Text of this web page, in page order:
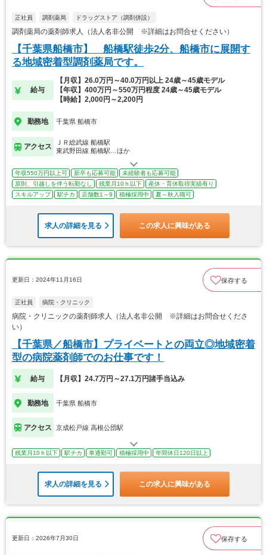
正社員 調剤薬局 ドラッグストア（調剤併設）
調剤薬局の薬剤師求人（法人名非公開 ※詳細はお問合せください）
【千葉県船橋市】 船橋駅徒歩2分、船橋市に展開す
る地域密着型調剤薬局です。
給与
【月収】26.0万円～40.0万円以上 24歳～45歳モデル
【年収】400万円～550万円程度 24歳～45歳モデル
【時給】2,000円～2,200円
勤務地 千葉県 船橋市
アクセス
ＪＲ総武線 船橋駅
東武野田線 船橋駅…ほか
年収550万円以上可 新卒も応募可能
未経験者も応募可能
原則、引越しを伴う転勤なし
残業月10ｈ以下
産休・育休取得実績有り
スキルアップ
駅チカ 店舗数1～9 積極採用中 夏～秋入職可
求人の詳細を見る この求人に興味がある
更新日：2024年11月16日 保存する
正社員 病院・クリニック
病院・クリニックの薬剤師求人（法人名非公開 ※詳細はお問合せくださ
い）
【千葉県／船橋市】プライベートとの両立◎地域密着
型の病院薬剤師でのお仕事です！
給与 【月収】24.7万円～27.1万円諸手当込み
勤務地 千葉県 船橋市
アクセス 京成松戸線 高根公団駅
残業月10ｈ以下 駅チカ 車通勤可 積極採用中 年間休日120日以上
求人の詳細を見る この求人に興味がある
更新日：2026年7月30日 保存する